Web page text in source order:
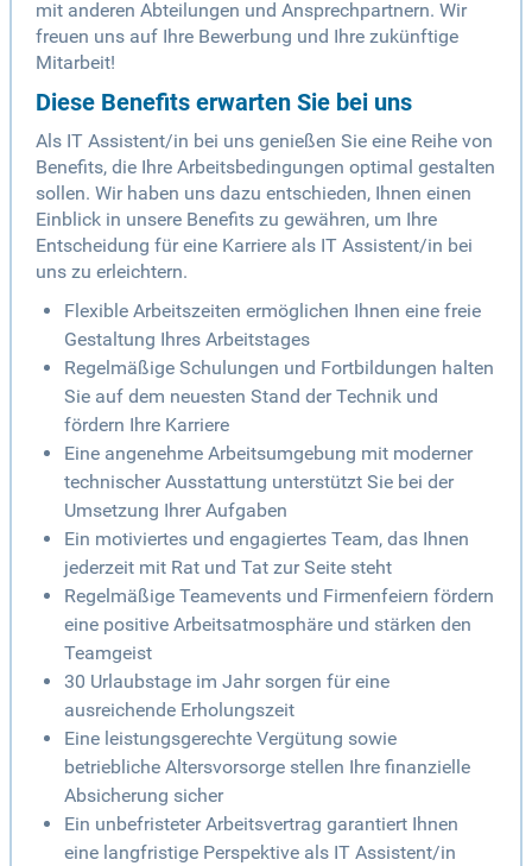
mit anderen Abteilungen und Ansprechpartnern. Wir
freuen uns auf Ihre Bewerbung und Ihre zukünftige
Mitarbeit!
Diese Benefits erwarten Sie bei uns
Als IT Assistent/in bei uns genießen Sie eine Reihe von
Benefits, die Ihre Arbeitsbedingungen optimal gestalten
sollen. Wir haben uns dazu entschieden, Ihnen einen
Einblick in unsere Benefits zu gewähren, um Ihre
Entscheidung für eine Karriere als IT Assistent/in bei
uns zu erleichtern.
Flexible Arbeitszeiten ermöglichen Ihnen eine freie
Gestaltung Ihres Arbeitstages
Regelmäßige Schulungen und Fortbildungen halten
Sie auf dem neuesten Stand der Technik und
fördern Ihre Karriere
Eine angenehme Arbeitsumgebung mit moderner
technischer Ausstattung unterstützt Sie bei der
Umsetzung Ihrer Aufgaben
Ein motiviertes und engagiertes Team, das Ihnen
jederzeit mit Rat und Tat zur Seite steht
Regelmäßige Teamevents und Firmenfeiern fördern
eine positive Arbeitsatmosphäre und stärken den
Teamgeist
30 Urlaubstage im Jahr sorgen für eine
ausreichende Erholungszeit
Eine leistungsgerechte Vergütung sowie
betriebliche Altersvorsorge stellen Ihre finanzielle
Absicherung sicher
Ein unbefristeter Arbeitsvertrag garantiert Ihnen
eine langfristige Perspektive als IT Assistent/in